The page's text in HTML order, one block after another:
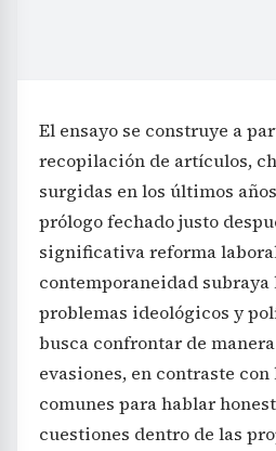
El ensayo se construye a
recopilación de artículos,
surgidas en los últimos
prólogo fechado justo
significativa reforma
contemporaneidad
problemas ideológicos y
busca confrontar de
evasiones, en contraste
comunes para hablar
cuestiones dentro de las